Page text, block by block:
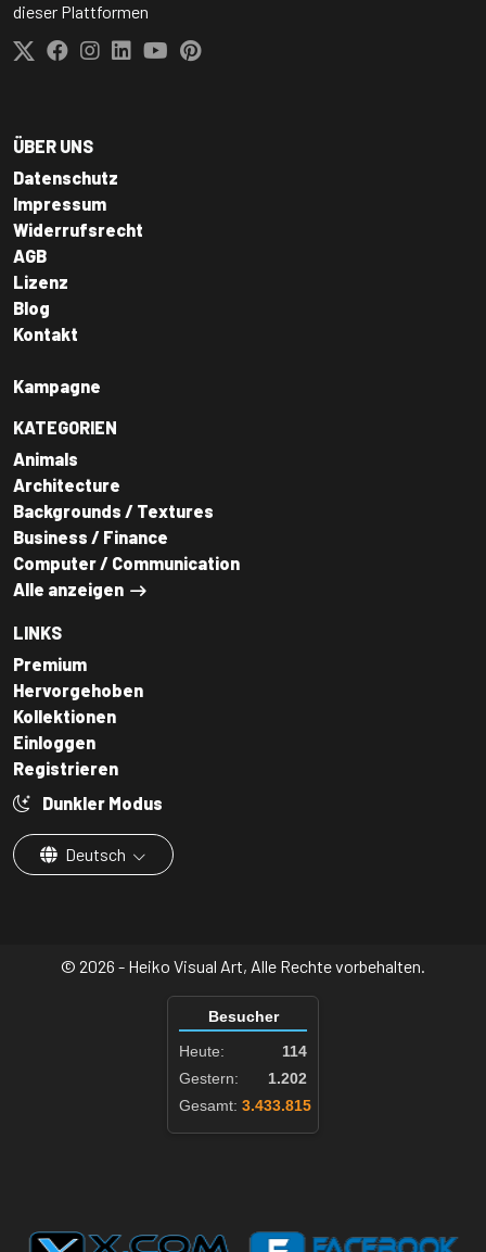
dieser Plattformen
ÜBER UNS
Datenschutz
Impressum
Widerrufsrecht
AGB
Lizenz
Blog
Kontakt
Kampagne
KATEGORIEN
Animals
Architecture
Backgrounds / Textures
Business / Finance
Computer / Communication
Alle anzeigen
LINKS
Premium
Hervorgehoben
Kollektionen
Einloggen
Registrieren
Dunkler Modus
Deutsch
© 2026 - Heiko Visual Art, Alle Rechte vorbehalten.
Besucher
Heute:
114
Gestern:
1.202
Gesamt: 3.433.815